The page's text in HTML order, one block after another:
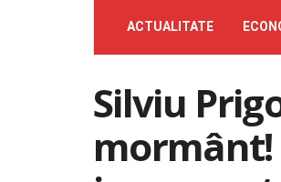
ACTUALITATE
Silviu
mormânt!